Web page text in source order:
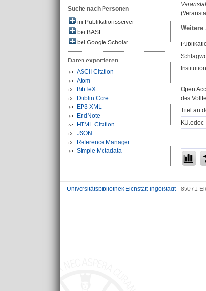
Suche nach Personen
im Publikationsserver
bei BASE
bei Google Scholar
Daten exportieren
ASCII Citation
Atom
BibTeX
Dublin Core
EP3 XML
EndNote
HTML Citation
JSON
Reference Manager
Simple Metadata
Weitere
Open
des
Titel an
Universitätsbibliothek Eichstätt-Ingolstadt- 85071